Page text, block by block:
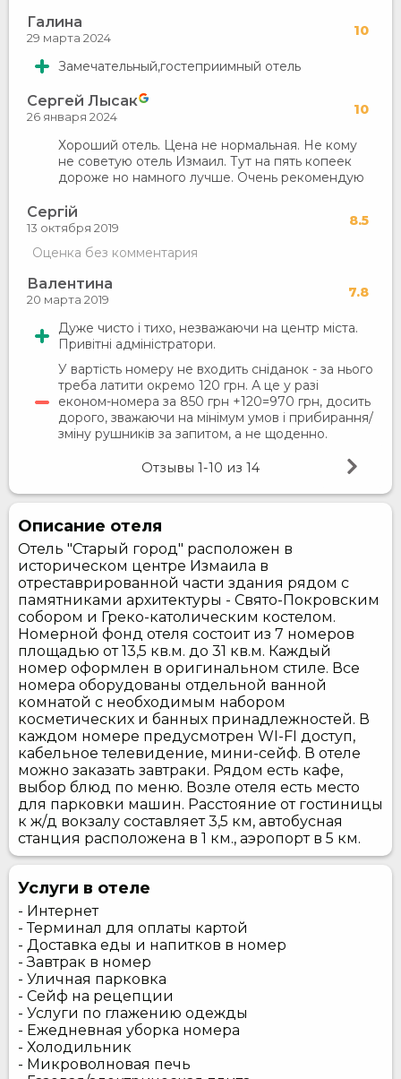
Галина 10
29 марта 2024
Замечательный,гостеприимный отель
Сергей Лысак 10
26 января 2024
Хороший отель. Цена не нормальная. Не кому
не советую отель Измаил. Тут на пять копеек
дороже но намного лучше. Очень рекомендую
Сергій 8.5
13 октября 2019
Оценка без комментария
Валентина 7.8
20 марта 2019
Дуже чисто і тихо, незважаючи на центр міста.
Привітні адміністратори.
У вартість номеру не входить сніданок - за нього
треба латити окремо 120 грн. А це у разі
економ-номера за 850 грн +120=970 грн, досить
дорого, зважаючи на мінімум умов і прибирання/
зміну рушників за запитом, а не щоденно.
Отзывы 1-10 из 14
Описание отеля
Отель "Старый город" расположен в
историческом центре Измаила в
отреставрированной части здания рядом с
памятниками архитектуры - Свято-Покровским
собором и Греко-католическим костелом.
Номерной фонд отеля состоит из 7 номеров
площадью от 13,5 кв.м. до 31 кв.м. Каждый
номер оформлен в оригинальном стиле. Все
номера оборудованы отдельной ванной
комнатой с необходимым набором
косметических и банных принадлежностей. В
каждом номере предусмотрен WI-FI доступ,
кабельное телевидение, мини-сейф. В отеле
можно заказать завтраки. Рядом есть кафе,
выбор блюд по меню. Возле отеля есть место
для парковки машин. Расстояние от гостиницы
к ж/д вокзалу составляет 3,5 км, автобусная
станция расположена в 1 км., аэропорт в 5 км.
Услуги в отеле
- Интернет
- Терминал для оплаты картой
- Доставка еды и напитков в номер
- Завтрак в номер
- Уличная парковка
- Сейф на рецепции
- Услуги по глажению одежды
- Ежедневная уборка номера
- Холодильник
- Микроволновая печь